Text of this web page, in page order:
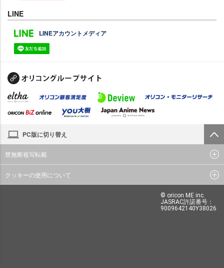
LINE
LINEアカウントメディア
PC版に切り替え
禁無断複写転載
クッキーの使用について
© oricon ME inc.
JASRAC許諾番号：
9009642140Y38026